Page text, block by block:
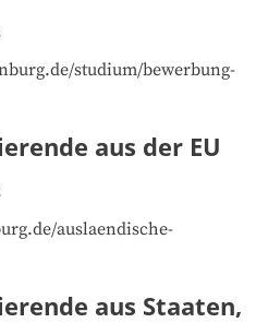
studium/bewerbung-
aus der EU
auslaendische-
aus Staaten,